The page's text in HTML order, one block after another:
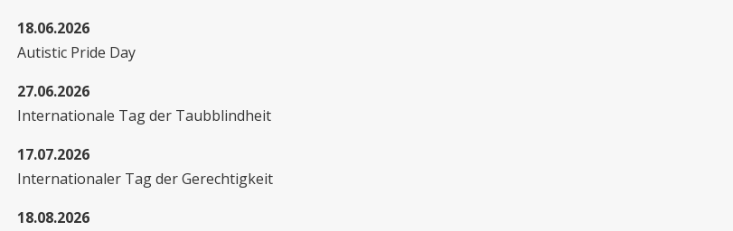
18.06.2026
Autistic Pride Day
27.06.2026
Internationale Tag der Taubblindheit
17.07.2026
Internationaler Tag der Gerechtigkeit
18.08.2026